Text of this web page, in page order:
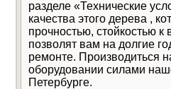
разделе «Технические
качества этого дерева ,
прочностью, стойкостью к
позволят вам на долгие
ремонте. Производиться
оборудовании силами
Петербурге.
персональных данных
новых комментариях по